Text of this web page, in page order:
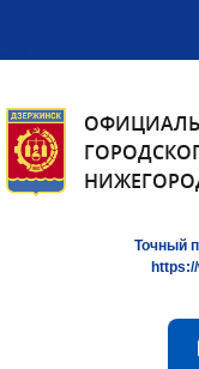
Точный